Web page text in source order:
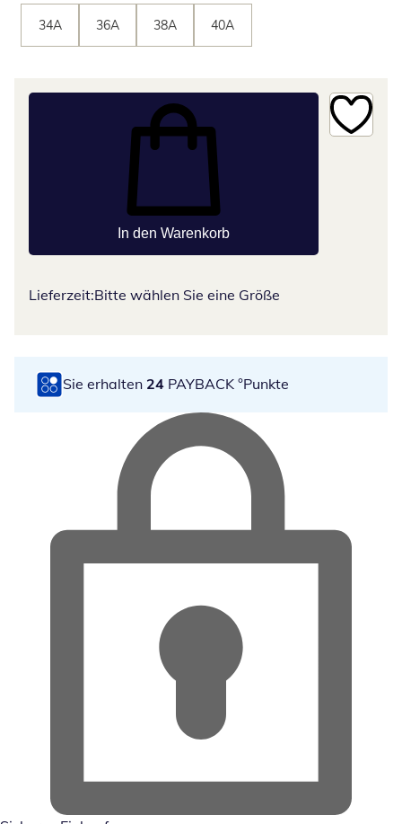
34A 36A 38A 40A
In den Warenkorb
Lieferzeit:Bitte wählen Sie eine Größe
Sie erhalten 24 PAYBACK °Punkte